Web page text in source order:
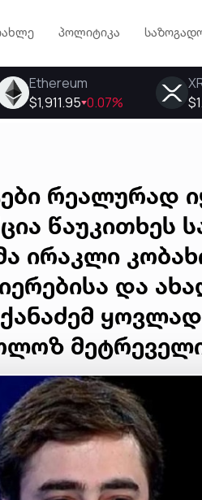
პოლიტიკა
რეალურად
წაუკითხეს
ირაკლი
და